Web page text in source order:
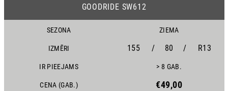
GOODRIDE SW612
SEZONA ZIEMA
IZMĒRI 155 / 80 / R13
IR PIEEJAMS > 8 GAB.
CENA (GAB.) €49,00